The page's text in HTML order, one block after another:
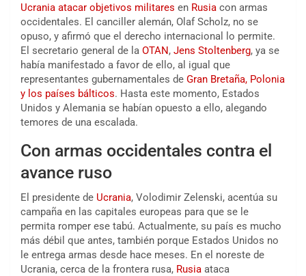
Ucrania atacar objetivos militares en Rusia con armas
occidentales. El canciller alemán, Olaf Scholz, no se
opuso, y afirmó que el derecho internacional lo permite.
El secretario general de la OTAN, Jens Stoltenberg, ya se
había manifestado a favor de ello, al igual que
representantes gubernamentales de Gran Bretaña, Polonia
y los países bálticos. Hasta este momento, Estados
Unidos y Alemania se habían opuesto a ello, alegando
temores de una escalada.
Con armas occidentales contra el
avance ruso
El presidente de Ucrania, Volodimir Zelenski, acentúa su
campaña en las capitales europeas para que se le
permita romper ese tabú. Actualmente, su país es mucho
más débil que antes, también porque Estados Unidos no
le entrega armas desde hace meses. En el noreste de
Ucrania, cerca de la frontera rusa, Rusia ataca